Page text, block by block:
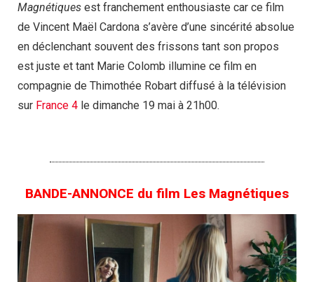
Magnétiques est franchement enthousiaste car ce film
de Vincent Maël Cardona s’avère d’une sincérité absolue
en déclenchant souvent des frissons tant son propos
est juste et tant Marie Colomb illumine ce film en
compagnie de Thimothée Robart diffusé à la télévision
sur France 4 le dimanche 19 mai à 21h00.
BANDE-ANNONCE du film Les Magnétiques